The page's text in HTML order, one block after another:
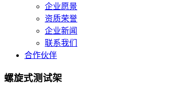
企业愿景
资质荣誉
企业新闻
联系我们
合作伙伴
螺旋式测试架